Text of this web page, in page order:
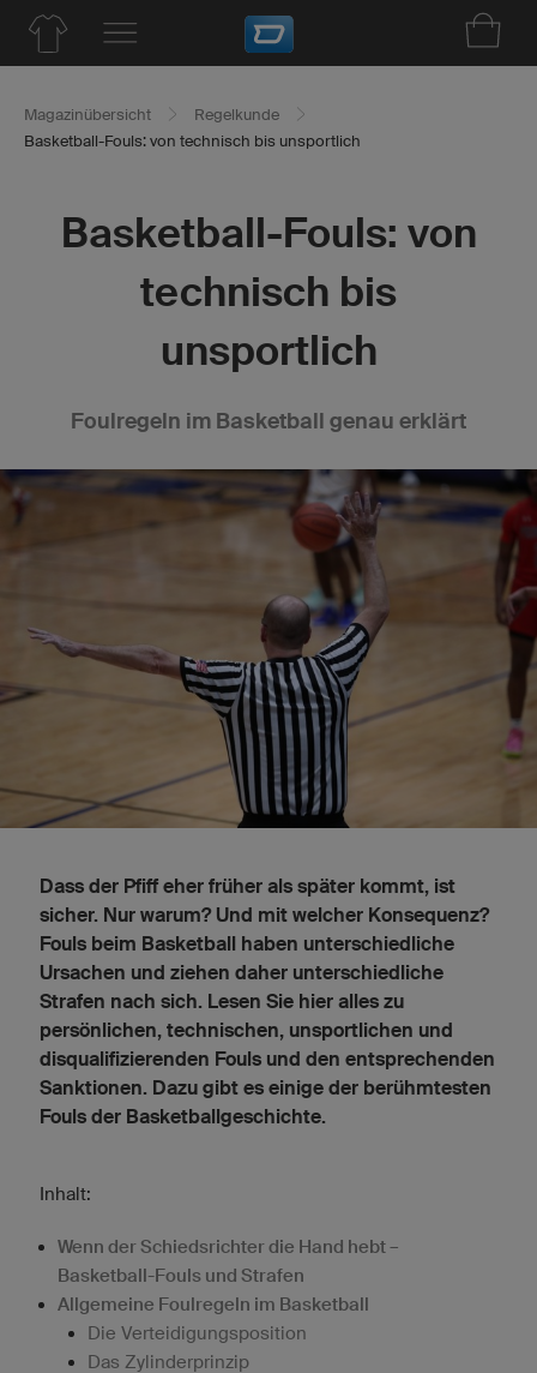
Magazinübersicht
Regelkunde
Basketball-Fouls: von technisch bis unsportlich
Basketball-Fouls: von
technisch bis
unsportlich
Foulregeln im Basketball genau erklärt
Dass der Pfiff eher früher als später kommt, ist
sicher. Nur warum? Und mit welcher Konsequenz?
Fouls beim Basketball haben unterschiedliche
Ursachen und ziehen daher unterschiedliche
Strafen nach sich. Lesen Sie hier alles zu
persönlichen, technischen, unsportlichen und
disqualifizierenden Fouls und den entsprechenden
Sanktionen. Dazu gibt es einige der berühmtesten
Fouls der Basketballgeschichte.
Inhalt:
Wenn der Schiedsrichter die Hand hebt –
Basketball-Fouls und Strafen
Allgemeine Foulregeln im Basketball
Die Verteidigungsposition
Das Zylinderprinzip